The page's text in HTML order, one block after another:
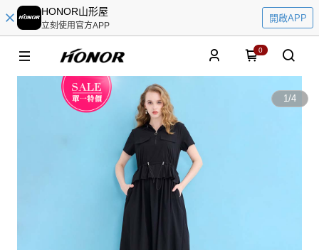
HONOR山形屋
立刻使用官方APP
開啟APP
0
1/4